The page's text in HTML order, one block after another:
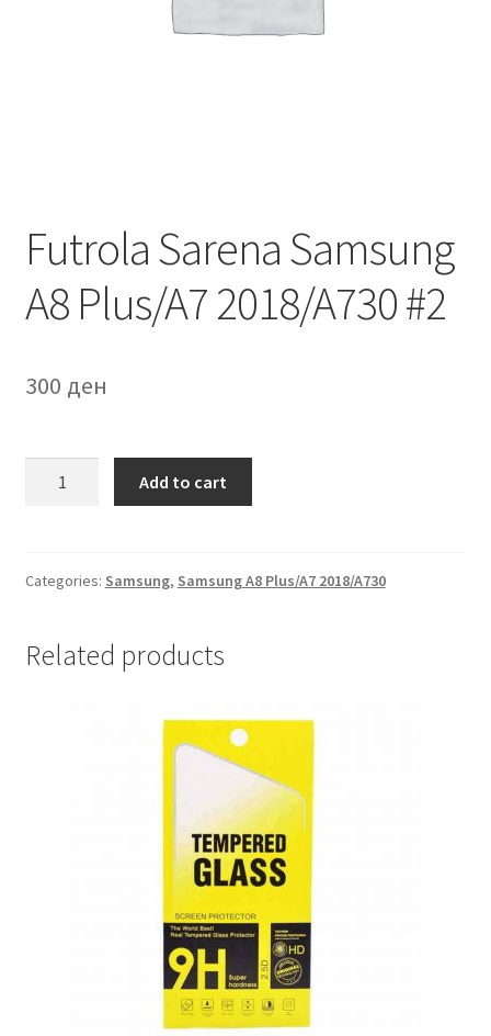
Futrola Sarena Samsung
A8 Plus/A7 2018/A730 #2
300 ден
Plus/A7
quantity
Add to cart
Categories: Samsung, Samsung A8 Plus/A7 2018/A730
Related products